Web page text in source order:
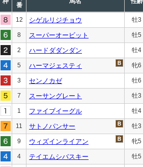
番
12 シゲルリジチョウ 牡3
8 スーパーオービット 牡5
2 ハードダダンダン 牡4
5 ハーマジェスティ 牝6
3 センノカゼ 牡6
7 スーサングレート 牡3
1 ファイブイーグル 牡4
11 サトノパンサー 牡3
9 ウィズインライアン 牝5
4 テイエムシバスキー 牡5